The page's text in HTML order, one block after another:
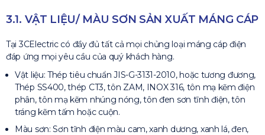
3.1. VẬT LIỆU/ MÀU SƠN SẢN XUẤT MÁNG CÁP
Tại 3CElectric có đầy đủ tất cả mọi chủng loại máng cáp điện
đáp ứng mọi yêu cầu của quý khách hàng.
Vật liệu: Thép tiêu chuẩn JIS-G-3131-2010, hoặc tương đương,
Thép SS400, thép CT3, tôn ZAM, INOX 316, tôn mạ kẽm điện
phân, tôn mạ kẽm nhúng nóng, tôn đen sơn tĩnh điện, tôn
tráng kẽm tấm hoặc cuộn.
Màu sơn: Sơn tĩnh điện màu cam, xanh dương, xanh lá, đen,